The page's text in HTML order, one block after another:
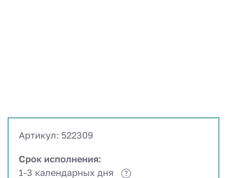
Артикул: 522309
Срок исполнения:
1-3 календарных дня